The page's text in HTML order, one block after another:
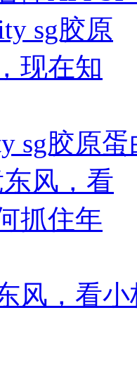
sg胶原
风，看